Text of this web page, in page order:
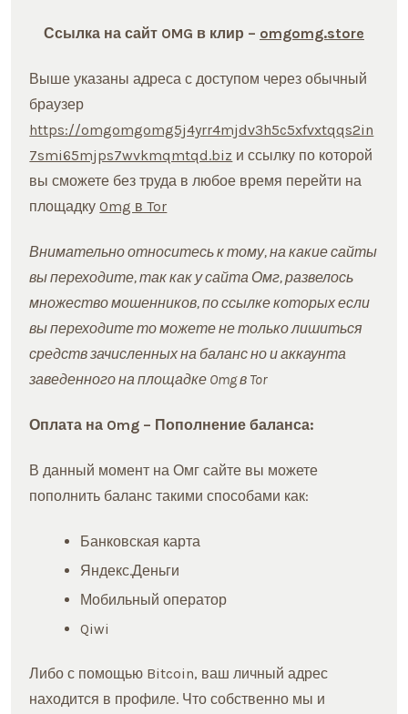
Ссылка на сайт OMG в клир – omgomg.store
Выше указаны адреса с доступом через обычный
браузер
https://omgomgomg5j4yrr4mjdv3h5c5xfvxtqqs2in
7smi65mjps7wvkmqmtqd.biz и ссылку по которой
вы сможете без труда в любое время перейти на
площадкуOmg в Tor
Внимательно относитесь к тому, на какие сайты
вы переходите, так как у сайта Омг, развелось
множество мошенников, по ссылке которых если
вы переходите то можете не только лишиться
средств зачисленных на баланс но и аккаунта
заведенного на площадке Omg в Tor
Оплата на Omg – Пополнение баланса:
В данный момент на Омг сайте вы можете
пополнить баланс такими способами как:
Банковская карта
Яндекс.Деньги
Мобильный оператор
Qiwi
Либо с помощью Bitcoin, ваш личный адрес
находится в профиле. Что собственно мы и